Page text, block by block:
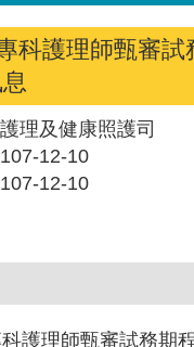
科護理師甄審試
護理及健康照護司
107-12-10
107-12-10
護理師甄審試務期